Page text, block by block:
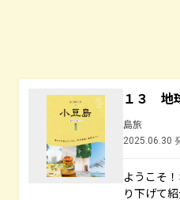
１３ 地
島旅
2025.06.30
ようこそ
り下げて